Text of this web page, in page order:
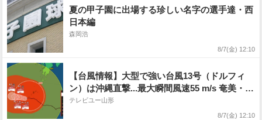
夏の甲子園に出場する珍しい名字の選手達・西
日本編
森岡浩
8/7(金) 12:10
【台風情報】大型で強い台風13号（ドルフィ
ン）は沖縄直撃...最大瞬間風速55 m/s 奄美・沖
縄では暴風や高波などに厳重に警戒 線状降水
帯発生の可能性も 台風15号の今後はどうな
テレビユー山形
8/7(金) 12:10